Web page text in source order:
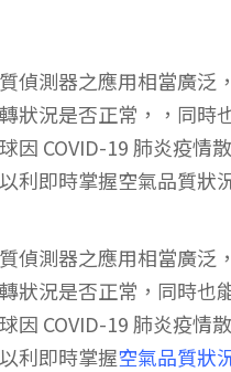
偵測器之應用相當廣泛
狀況是否正常，，同時
因 COVID-19 肺炎疫情
利即時掌握空氣品質狀
偵測器之應用相當廣泛
狀況是否正常，同時也
因 COVID-19 肺炎疫情
利即時掌握空氣品質狀